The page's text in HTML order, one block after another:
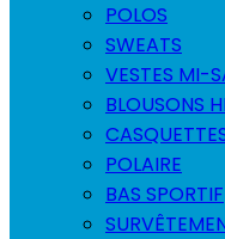
POLOS
SWEATS
VESTES MI-
BLOUSONS
POLAIRE
BAS SPORTIF